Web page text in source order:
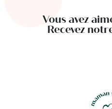
Vous avez
Recevez